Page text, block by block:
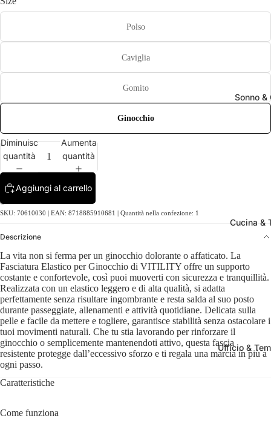
Sonno &
Cucina &
Ufficio &
Polso
Caviglia
Gomito
Ginocchio
Diminuisci
quantità
Aumenta
quantità
Aggiungi al carrello
SKU: 70610030 | EAN: 8718885910681 | Quantità nella confezione: 1
Descrizione
La vita non si ferma per un ginocchio dolorante o affaticato. La
Fasciatura Elastico per Ginocchio di VITILITY offre un supporto
costante e confortevole, così puoi muoverti con sicurezza e tranquillità.
Realizzata con un elastico leggero e di alta qualità, si adatta
perfettamente senza risultare ingombrante e resta salda al suo posto
durante passeggiate, allenamenti e attività quotidiane. Delicata sulla
pelle e facile da mettere e togliere, garantisce stabilità senza ostacolare i
tuoi movimenti naturali. Che tu stia lavorando per rinforzare il
ginocchio o semplicemente mantenendoti attivo, questa fascia
resistente protegge dall’eccessivo sforzo e ti regala una marcia in più a
ogni passo.
Caratteristiche
Come funziona